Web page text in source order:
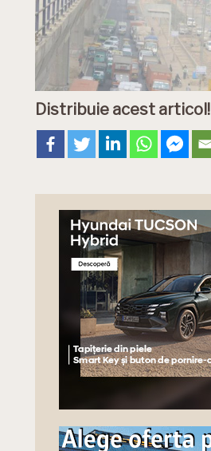
Distribuie acest articol!